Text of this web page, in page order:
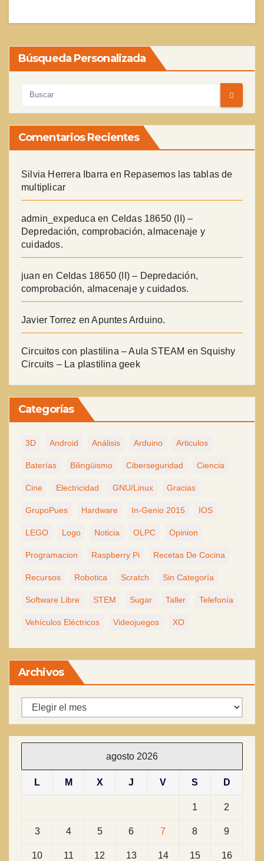
Búsqueda Personalizada
Comentarios Recientes
Silvia Herrera Ibarra en Repasemos las tablas de
multiplicar
admin_expeduca en Celdas 18650 (II) –
Depredación, comprobación, almacenaje y
cuidados.
juan en Celdas 18650 (II) – Depredación,
comprobación, almacenaje y cuidados.
Javier Torrez enApuntes Arduino.
Circuitos con plastilina – Aula STEAM en Squishy
Circuits – La plastilina geek
Categorías
3D Android Análisis Arduino Articulos
Baterías Bilingüismo Ciberseguridad Ciencia
Cine Electricidad GNU/Linux Gracias
GrupoPues Hardware In-Genio 2015 IOS
LEGO Logo Noticia OLPC Opinion
Programacion Raspberry Pi Recetas De Cocina
Recursos Robotica Scratch Sin Categoría
Software Libre STEM Sugar Taller Telefonía
Vehículos Eléctricos Videojuegos XO
Archivos
Archivos
agosto 2026
L M X J V S D
1 2
3 4 5 6 7 8 9
10 11 12 13 14 15 16